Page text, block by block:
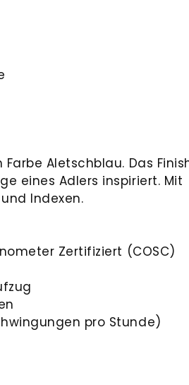
Aletschblau. Das
eines Adlers inspiriert. Mit
Indexen.
Zertifiziert (COSC)
pro Stunde)